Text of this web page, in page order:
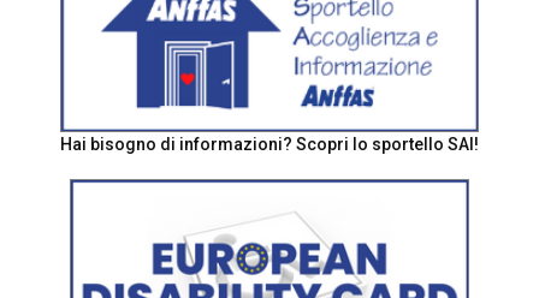
Hai bisogno di informazioni? Scopri lo sportello SAI!